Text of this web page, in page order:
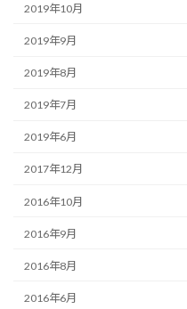
2019年10月
2019年9月
2019年8月
2019年7月
2019年6月
2017年12月
2016年10月
2016年9月
2016年8月
2016年6月